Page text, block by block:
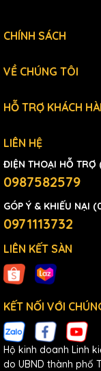
CHÍNH SÁCH
VỀ CHÚNG TÔI
HỖ TRỢ KHÁCH
LIÊN HỆ
ĐIỆN THOẠI HỖ
0987582579
GÓP Ý & KHIẾU NẠI
0971113732
LIÊN KẾT SÀN
KẾT NỐI VỚI
Hộ kinh doanh Linh
do UBND thành phố